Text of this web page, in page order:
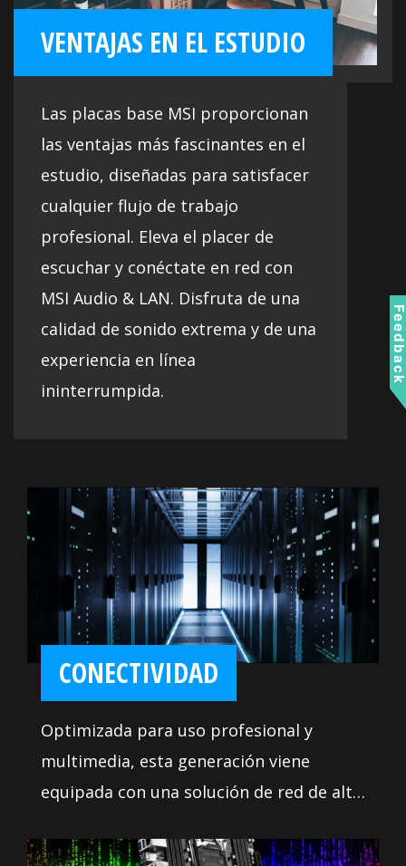
VENTAJAS EN EL ESTUDIO
Las placas base MSI proporcionan
las ventajas más fascinantes en el
estudio, diseñadas para satisfacer
cualquier flujo de trabajo
profesional. Eleva el placer de
escuchar y conéctate en red con
MSI Audio & LAN. Disfruta de una
calidad de sonido extrema y de una
experiencia en línea
ininterrumpida.
CONECTIVIDAD
Optimizada para uso profesional y
multimedia, esta generación viene
equipada con una solución de red de alta
24/7 al transferir big data.